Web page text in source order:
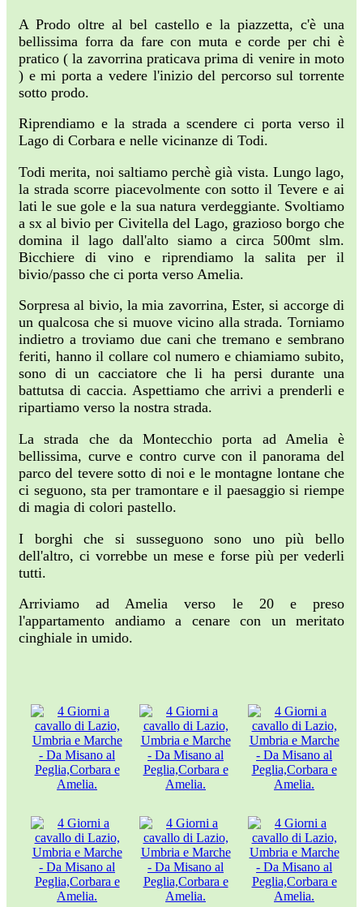
A Prodo oltre al bel castello e la piazzetta, c'è una
bellissima forra da fare con muta e corde per chi è
pratico ( la zavorrina praticava prima di venire in moto
) e mi porta a vedere l'inizio del percorso sul torrente
sotto prodo.
Riprendiamo e la strada a scendere ci porta verso il
Lago di Corbara e nelle vicinanze di Todi.
Todi merita, noi saltiamo perchè già vista. Lungo lago,
la strada scorre piacevolmente con sotto il Tevere e ai
lati le sue gole e la sua natura verdeggiante. Svoltiamo
a sx al bivio per Civitella del Lago, grazioso borgo che
domina il lago dall'alto siamo a circa 500mt slm.
Bicchiere di vino e riprendiamo la salita per il
bivio/passo che ci porta verso Amelia.
Sorpresa al bivio, la mia zavorrina, Ester, si accorge di
un qualcosa che si muove vicino alla strada. Torniamo
indietro a troviamo due cani che tremano e sembrano
feriti, hanno il collare col numero e chiamiamo subito,
sono di un cacciatore che li ha persi durante una
battutsa di caccia. Aspettiamo che arrivi a prenderli e
ripartiamo verso la nostra strada.
La strada che da Montecchio porta ad Amelia è
bellissima, curve e contro curve con il panorama del
parco del tevere sotto di noi e le montagne lontane che
ci seguono, sta per tramontare e il paesaggio si riempe
di magia di colori pastello.
I borghi che si susseguono sono uno più bello
dell'altro, ci vorrebbe un mese e forse più per vederli
tutti.
Arriviamo ad Amelia verso le 20 e preso
l'appartamento andiamo a cenare con un meritato
cinghiale in umido.